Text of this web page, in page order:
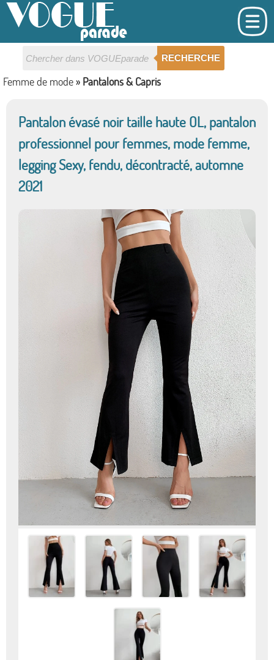
RECHERCHE
Femme de mode » Pantalons & Capris
Pantalon évasé noir taille haute OL, pantalon
professionnel pour femmes, mode femme,
legging Sexy, fendu, décontracté, automne
2021